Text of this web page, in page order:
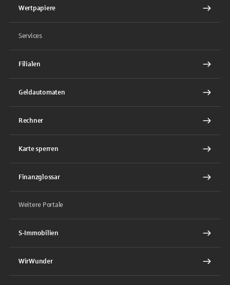
Wertpapiere
Services
Filialen
Geldautomaten
Rechner
Karte sperren
Finanzglossar
Weitere Portale
S-Immobilien
WirWunder